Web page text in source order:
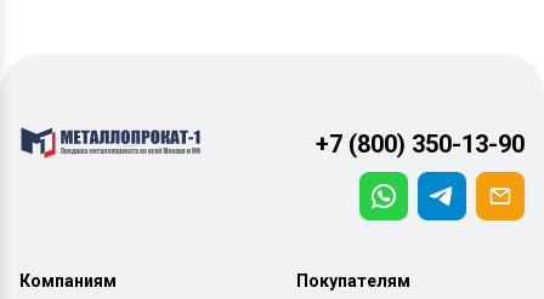
+7 (800) 350-13-90
Компаниям Покупателям